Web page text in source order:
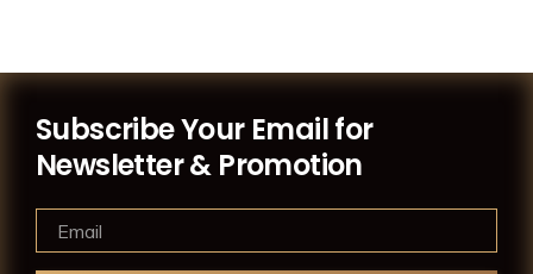
Subscribe Your Email for
Newsletter & Promotion